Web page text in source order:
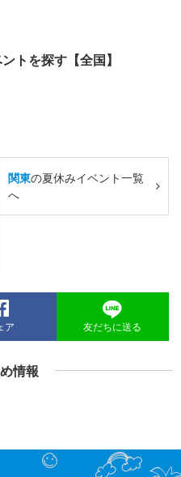
トを探す【全国】
関東の夏休みイベント一覧
へ
ア 友だちに送る
情報